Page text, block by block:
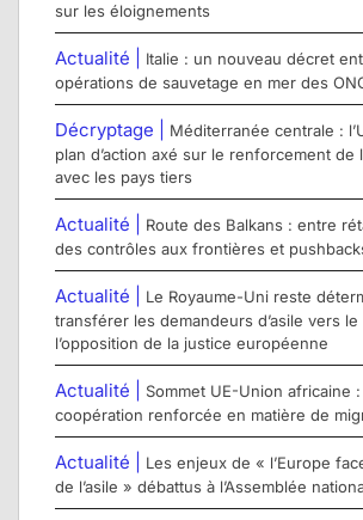
sur les éloignements
Actualité |
Italie : un nouveau décret
opérations de sauvetage en mer des
Décryptage |
Méditerranée centrale :
plan d’action axé sur le renforcement de
avec les pays tiers
Actualité |
Route des Balkans : entre
des contrôles aux frontières et
Actualité |
Le Royaume-Uni reste
transférer les demandeurs d’asile vers le
l’opposition de la justice européenne
Actualité |
Sommet UE-Union africaine
coopération renforcée en matière de
Actualité |
Les enjeux de « l’Europe
de l’asile » débattus à l’Assemblée